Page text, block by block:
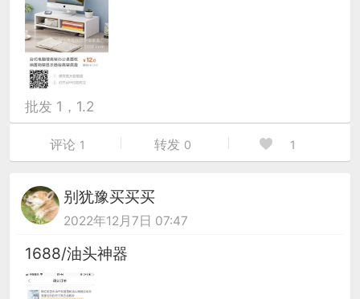
批发 1，1.2
评论 1 转发 0 1
别犹豫买买买
2022年12月7日 07:47
1688/油头神器